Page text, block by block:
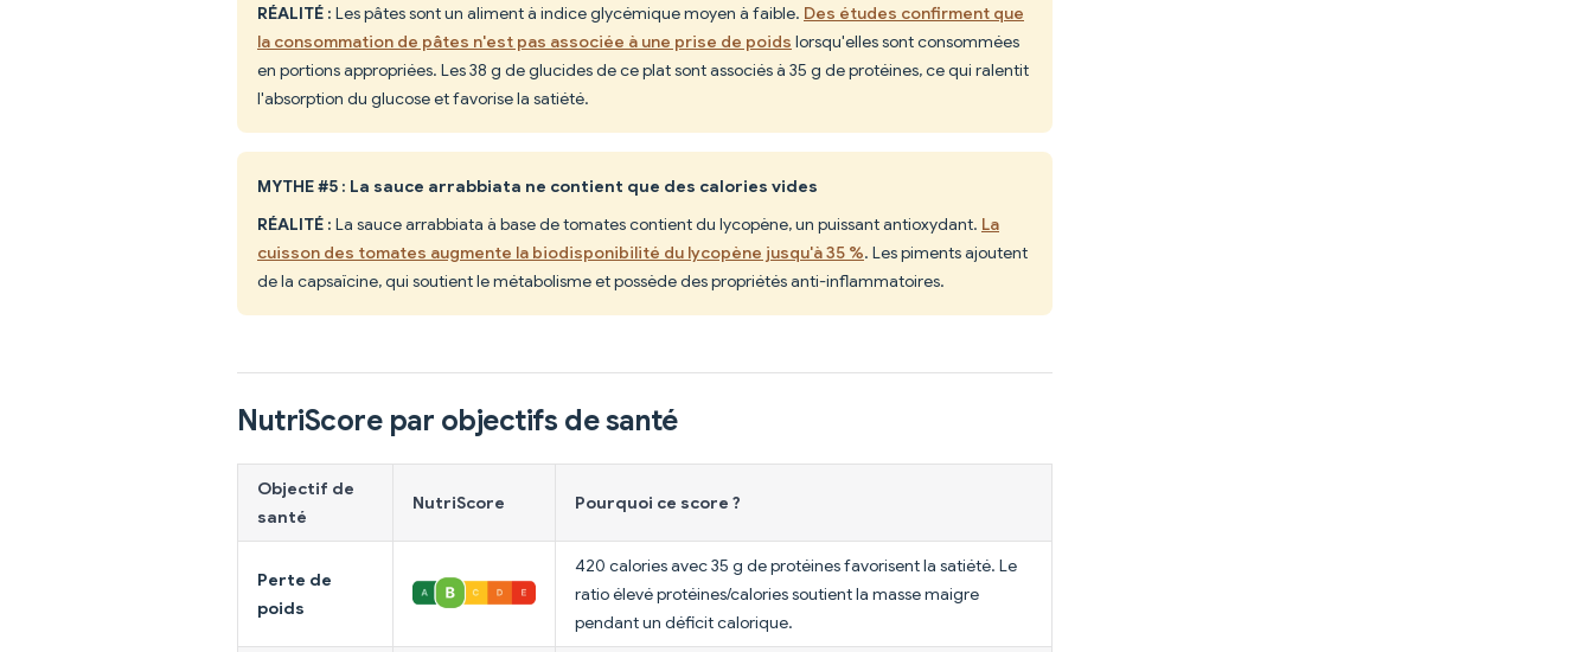
RÉALITÉ : Les pâtes sont un aliment à indice glycémique moyen à faible. Des études confirment que
la consommation de pâtes n'est pas associée à une prise de poids lorsqu'elles sont consommées
en portions appropriées. Les 38 g de glucides de ce plat sont associés à 35 g de protéines, ce qui ralentit
l'absorption du glucose et favorise la satiété.
MYTHE #5 : La sauce arrabbiata ne contient que des calories vides
RÉALITÉ : La sauce arrabbiata à base de tomates contient du lycopène, un puissant antioxydant. La
cuisson des tomates augmente la biodisponibilité du lycopène jusqu'à 35 %. Les piments ajoutent
de la capsaïcine, qui soutient le métabolisme et possède des propriétés anti-inflammatoires.
NutriScore par objectifs de santé
Objectif de
santé
NutriScore Pourquoi ce score ?
Perte de
poids
420 calories avec 35 g de protéines favorisent la satiété. Le
ratio élevé protéines/calories soutient la masse maigre
pendant un déficit calorique.